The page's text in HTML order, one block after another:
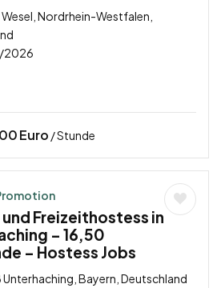
Nordrhein-Westfalen,
Euro / Stunde
Freizeithostess in
– 16,50
– Hostess Jobs
Bayern, Deutschland